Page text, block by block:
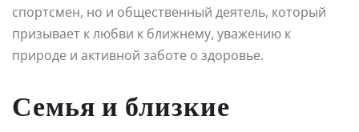
спортсмен, но и общественный деятель, который
призывает к любви к ближнему, уважению к
природе и активной заботе о здоровье.
Семья и близкие